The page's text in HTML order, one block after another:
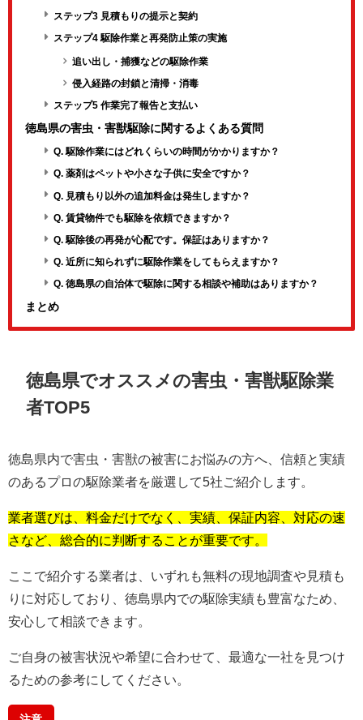
ステップ3 見積もりの提示と契約
ステップ4 駆除作業と再発防止策の実施
追い出し・捕獲などの駆除作業
侵入経路の封鎖と清掃・消毒
ステップ5 作業完了報告と支払い
徳島県の害虫・害獣駆除に関するよくある質問
Q. 駆除作業にはどれくらいの時間がかかりますか？
Q. 薬剤はペットや小さな子供に安全ですか？
Q. 見積もり以外の追加料金は発生しますか？
Q. 賃貸物件でも駆除を依頼できますか？
Q. 駆除後の再発が心配です。保証はありますか？
Q. 近所に知られずに駆除作業をしてもらえますか？
Q. 徳島県の自治体で駆除に関する相談や補助はありますか？
まとめ
徳島県でオススメの害虫・害獣駆除業
者TOP5
徳島県内で害虫・害獣の被害にお悩みの方へ、信頼と実績
のあるプロの駆除業者を厳選して5社ご紹介します。
業者選びは、料金だけでなく、実績、保証内容、対応の速
さなど、総合的に判断することが重要です。
ここで紹介する業者は、いずれも無料の現地調査や見積も
りに対応しており、徳島県内での駆除実績も豊富なため、
安心して相談できます。
ご自身の被害状況や希望に合わせて、最適な一社を見つけ
るための参考にしてください。